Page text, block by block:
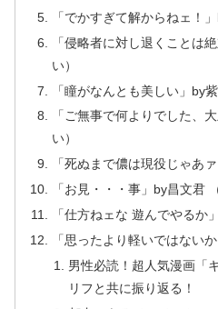
「でかすぎて解からねェ！
「侵略者に対し退くことは
い）
「瞳がなんとも美しい」by
「ご無事で何よりでした、
い）
「死ぬまで儂は現役じゃあ
「お見・・・事」by昌文君
「仕方ねェな 遊んでやるか
「思ったより軽いではない
男性必読！超人気漫画「
リフと共に振り返る！